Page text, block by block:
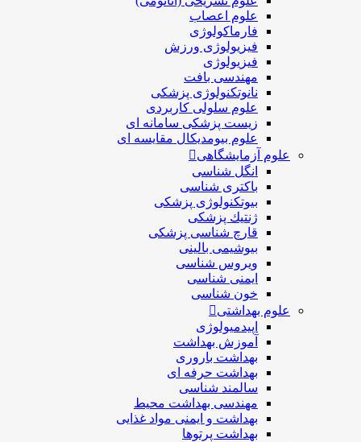
علوم اعصاب
فارماکولوژی
فیزیولوژی ورزش
فیزیولوژی
مهندسی بافت
نانوتکنولوژی پزشکی
علوم سلولی کاربردی
زیست پزشکی سامانه ای
علوم بیومدیکال مقایسه ای
علوم آزمایشگاهی
انگل شناسی
باکتری شناسی
بیوتکنولوژی پزشکی
ژنتيك پزشکی
قارچ شناسی پزشكی
بیوشیمی بالینی
ویروس شناسی
ایمنی شناسی
خون شناسی
علوم بهداشتی
اپیدمیولوژی
آموزش بهداشت
بهداشت باروری
بهداشت حرفه ای
سالمند شناسی
مهندسی بهداشت محيط
بهداشت و ایمنی مواد غذایی
بهداشت پرتوها